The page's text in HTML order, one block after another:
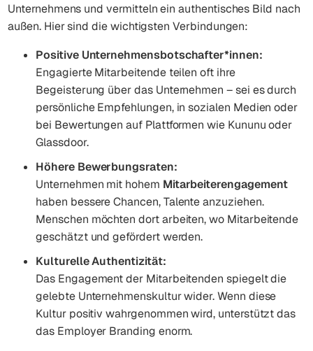
Unternehmens und vermitteln ein authentisches Bild nach
außen. Hier sind die wichtigsten Verbindungen:
Positive Unternehmensbotschafter*innen:
Engagierte Mitarbeitende teilen oft ihre
Begeisterung über das Unternehmen – sei es durch
persönliche Empfehlungen, in sozialen Medien oder
bei Bewertungen auf Plattformen wie Kununu oder
Glassdoor.
Höhere Bewerbungsraten:
Unternehmen mit hohem Mitarbeiterengagement
haben bessere Chancen, Talente anzuziehen.
Menschen möchten dort arbeiten, wo Mitarbeitende
geschätzt und gefördert werden.
Kulturelle Authentizität:
Das Engagement der Mitarbeitenden spiegelt die
gelebte Unternehmenskultur wider. Wenn diese
Kultur positiv wahrgenommen wird, unterstützt das
das Employer Branding enorm.